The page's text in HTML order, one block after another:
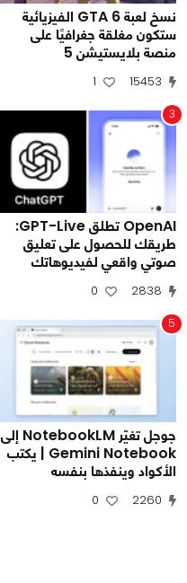
نسخ لعبة GTA 6 الفيزيائية
ستكون مغلقة جغرافيًا على
منصة بلايستيشن 5
15453
1
3
OpenAI تطلق GPT-Live:
طريقك للحصول على تعليق
صوتي واقعي لفيديوهاتك
2838
0
5
جوجل تغيّر NotebookLM إلى
Gemini Notebook | يكتب
الأكواد وينفذها بنفسه
2260
0